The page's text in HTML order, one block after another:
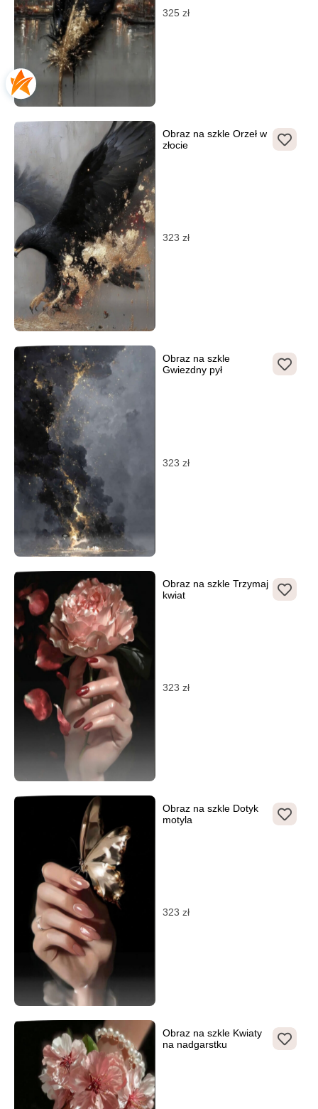
325 zł
Obraz na szkle Orzeł w
złocie
323 zł
Obraz na szkle
Gwiezdny pył
323 zł
Obraz na szkle Trzymaj
kwiat
323 zł
Obraz na szkle Dotyk
motyla
323 zł
Obraz na szkle Kwiaty
na nadgarstku